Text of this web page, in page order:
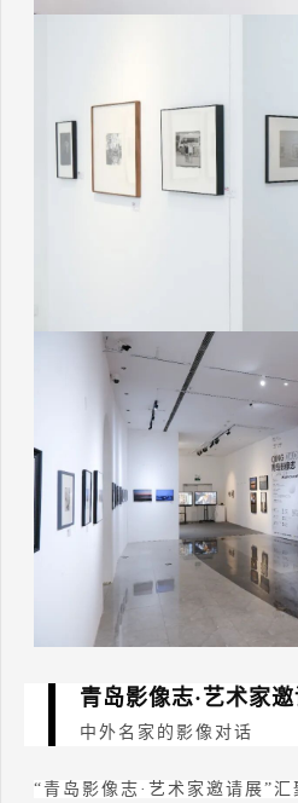
青岛影像志·艺术家
中外名家的影像对话
“青岛影像志 · 艺术家邀请展”汇